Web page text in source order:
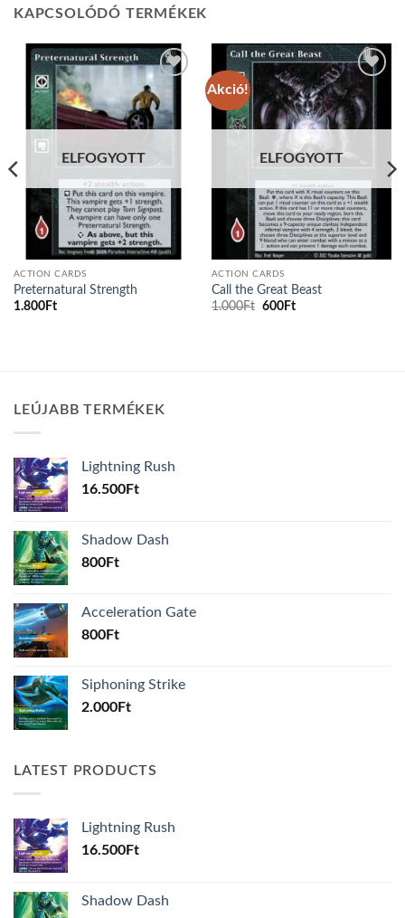
KAPCSOLÓDÓ TERMÉKEK
Add to
wishlist
ELFOGYOTT
ACTION CARDS
Preternatural Strength
1.800Ft
Akció!
Add to
wishlist
ELFOGYOTT
ACTION CARDS
Call the Great Beast
1.000Ft Original
600FtCurrent
LEÚJABB TERMÉKEK
Lightning Rush
16.500Ft
Shadow Dash
800Ft
Acceleration Gate
800Ft
Siphoning Strike
2.000Ft
LATEST PRODUCTS
Lightning Rush
16.500Ft
Shadow Dash